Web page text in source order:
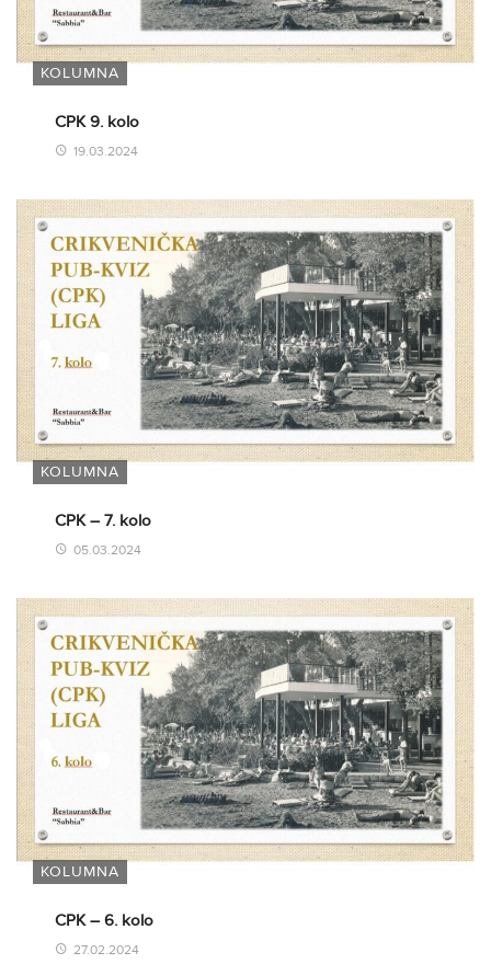
KOLUMNA
CPK 9. kolo
19.03.2024
KOLUMNA
CPK – 7. kolo
05.03.2024
KOLUMNA
CPK – 6. kolo
27.02.2024